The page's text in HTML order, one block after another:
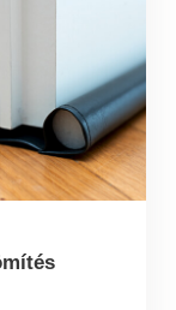
Mindössze 2
és
a
kidobás
gazdaságos.